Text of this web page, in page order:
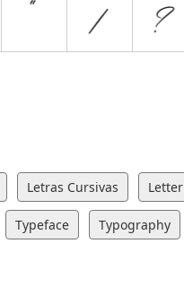
Letras Cursivas Letter
Typeface Typography